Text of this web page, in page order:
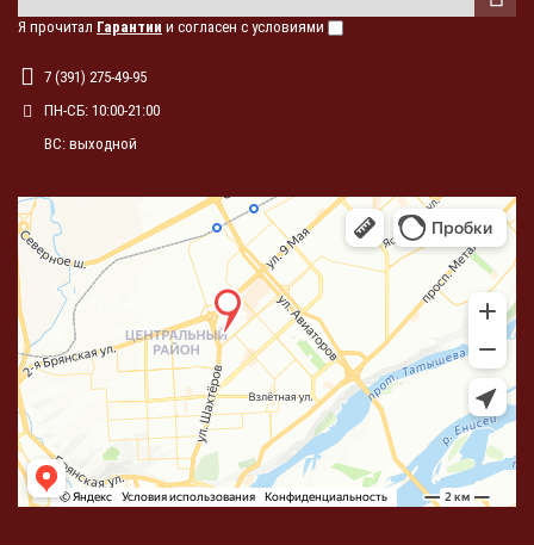
Я прочитал Гарантии и согласен с условиями
7 (391) 275-49-95
ПН-СБ: 10:00-21:00
ВС: выходной